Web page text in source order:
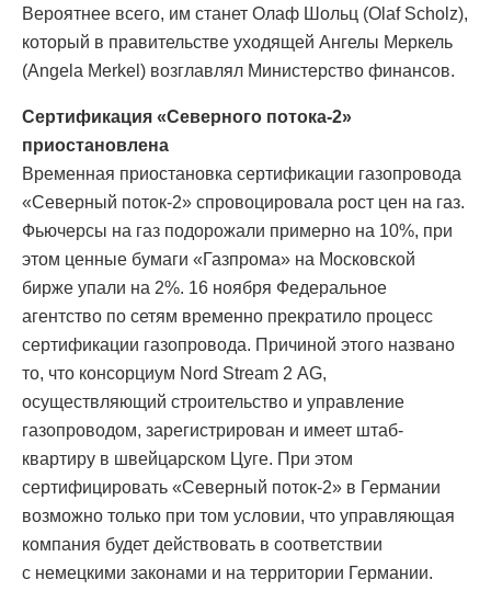
Вероятнее всего, им станет Олаф Шольц (Olaf Scholz),
который в правительстве уходящей Ангелы Меркель
(Angela Merkel) возглавлял Министерство финансов.
Сертификация «Северного потока-2»
приостановлена
Временная приостановка сертификации газопровода
«Северный поток-2» спровоцировала рост цен на газ.
Фьючерсы на газ подорожали примерно на 10%, при
этом ценные бумаги «Газпрома» на Московской
бирже упали на 2%. 16 ноября Федеральное
агентство по сетям временно прекратило процесс
сертификации газопровода. Причиной этого названо
то, что консорциум Nord Stream 2 AG,
осуществляющий строительство и управление
газопроводом, зарегистрирован и имеет штаб-
квартиру в швейцарском Цуге. При этом
сертифицировать «Северный поток-2» в Германии
возможно только при том условии, что управляющая
компания будет действовать в соответствии
с немецкими законами и на территории Германии.